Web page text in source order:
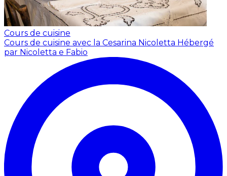
Cours de cuisine
Cours de cuisine avec la Cesarina Nicoletta Hébergé
par Nicoletta e Fabio